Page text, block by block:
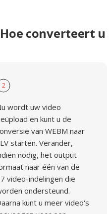
Hoe converteert u
2
wordt uw video
en kunt u de
van WEBM naar
starten. Verander,
nodig, het output
naar één van de
video-indelingen die
ondersteund.
kunt u meer video's